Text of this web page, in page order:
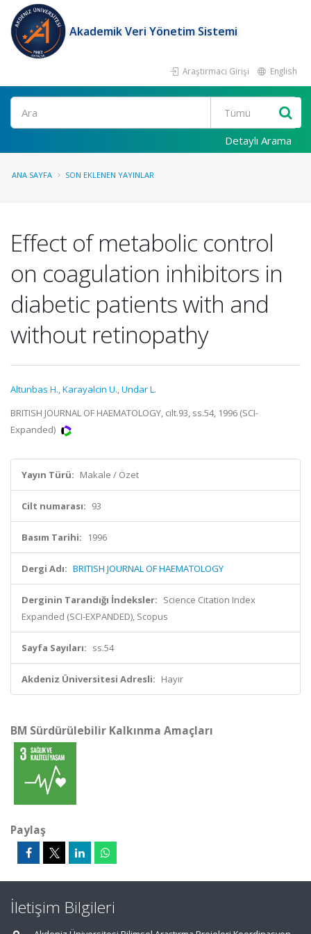
Akademik Veri Yönetim Sistemi
Araştırmacı Girişi English
Ara
Detaylı Arama
ANA SAYFA SON EKLENEN YAYINLAR
Effect of metabolic control
on coagulation inhibitors in
diabetic patients with and
without retinopathy
Altunbas H.,Karayalcin U.,Undar L.
BRITISH JOURNAL OF HAEMATOLOGY, cilt.93, ss.54, 1996 (SCI-
Expanded)
Yayın Türü: Makale / Özet
Cilt numarası: 93
Basım Tarihi: 1996
Dergi Adı: BRITISH JOURNAL OF HAEMATOLOGY
Derginin Tarandığı İndeksler: Science Citation Index
Expanded (SCI-EXPANDED), Scopus
Sayfa Sayıları: ss.54
Akdeniz Üniversitesi Adresli: Hayır
BM Sürdürülebilir Kalkınma Amaçları
Paylaş
İletişim Bilgileri